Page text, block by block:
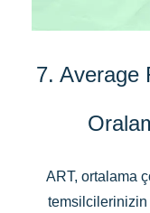
7. Average
ART, ortalama
temsilcilerinizin